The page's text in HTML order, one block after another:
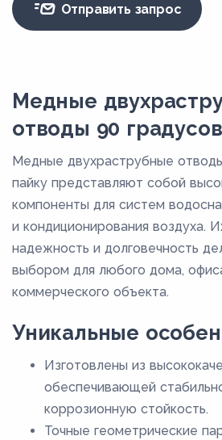
Отправить запрос
Медные
отводы 90
Медные двухраструбные
пайку представляют собой
компоненты для систем
и кондиционирования воздуха.
надежность и долговечность
выбором для любого дома,
коммерческого объекта.
Уникальные
Изготовлены из
обеспечивающей
коррозионную стойкость.
Точные геометрические